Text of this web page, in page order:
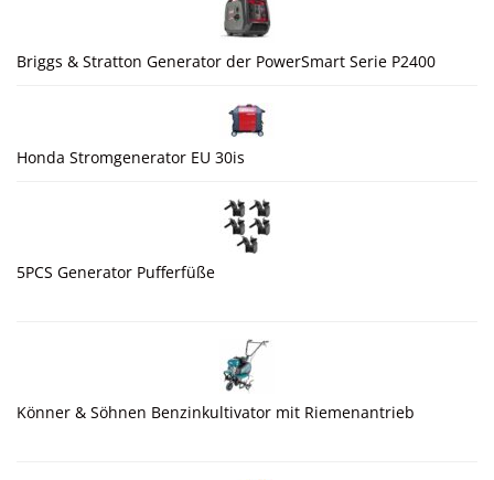
Briggs & Stratton Generator der PowerSmart Serie P2400
Honda Stromgenerator EU 30is
5PCS Generator Pufferfüße
Könner & Söhnen Benzinkultivator mit Riemenantrieb